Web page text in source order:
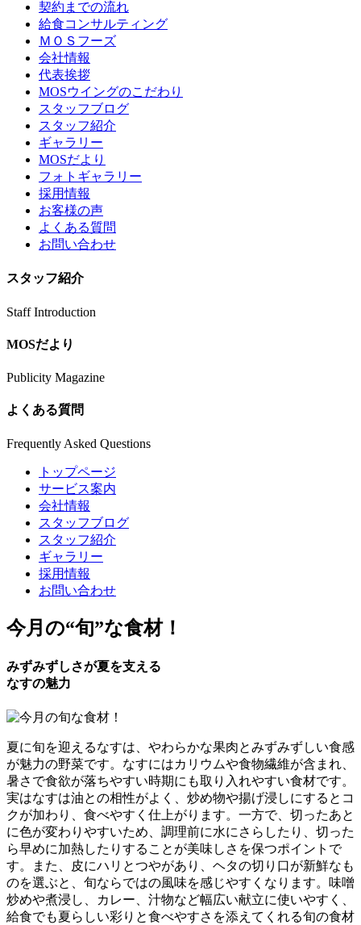
契約までの流れ
給食コンサルティング
ＭＯＳフーズ
会社情報
代表挨拶
MOSウイングのこだわり
スタッフブログ
スタッフ紹介
ギャラリー
MOSだより
フォトギャラリー
採用情報
お客様の声
よくある質問
お問い合わせ
スタッフ紹介
Staff Introduction
MOSだより
Publicity Magazine
よくある質問
Frequently Asked Questions
トップページ
サービス案内
会社情報
スタッフブログ
スタッフ紹介
ギャラリー
採用情報
お問い合わせ
今月の“旬”な食材！
みずみずしさが夏を支える
なすの魅力
夏に旬を迎えるなすは、やわらかな果肉とみずみずしい食感
が魅力の野菜です。なすにはカリウムや食物繊維が含まれ、
暑さで食欲が落ちやすい時期にも取り入れやすい食材です。
実はなすは油との相性がよく、炒め物や揚げ浸しにするとコ
クが加わり、食べやすく仕上がります。一方で、切ったあと
に色が変わりやすいため、調理前に水にさらしたり、切った
ら早めに加熱したりすることが美味しさを保つポイントで
す。また、皮にハリとつやがあり、ヘタの切り口が新鮮なも
のを選ぶと、旬ならではの風味を感じやすくなります。味噌
炒めや煮浸し、カレー、汁物など幅広い献立に使いやすく、
給食でも夏らしい彩りと食べやすさを添えてくれる旬の食材